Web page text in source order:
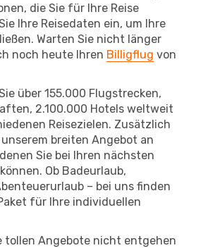
die Sie für Ihre Reise
Ihre Reisedaten ein, um Ihre
Warten Sie nicht länger
noch heute Ihren Billigflug von
über 155.000 Flugstrecken,
2.100.000 Hotels weltweit
Reisezielen. Zusätzlich
breiten Angebot an
Sie bei Ihren nächsten
Ob Badeurlaub,
– bei uns finden
für Ihre individuellen
tollen Angebote nicht entgehen